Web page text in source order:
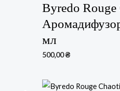
Byredo Rouge
мл
500,00₴